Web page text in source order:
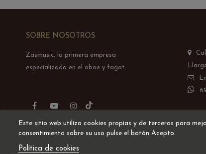
SOBRE NOSOTROS
Zasmusic, la primera empresa
especializada en el oboe y fagot.
FacebookYouTubeInstagram
Este sitio web utiliza cookies propias y de terceros para
consentimiento sobre su uso pulse el botón Acepto.
Política de cookies